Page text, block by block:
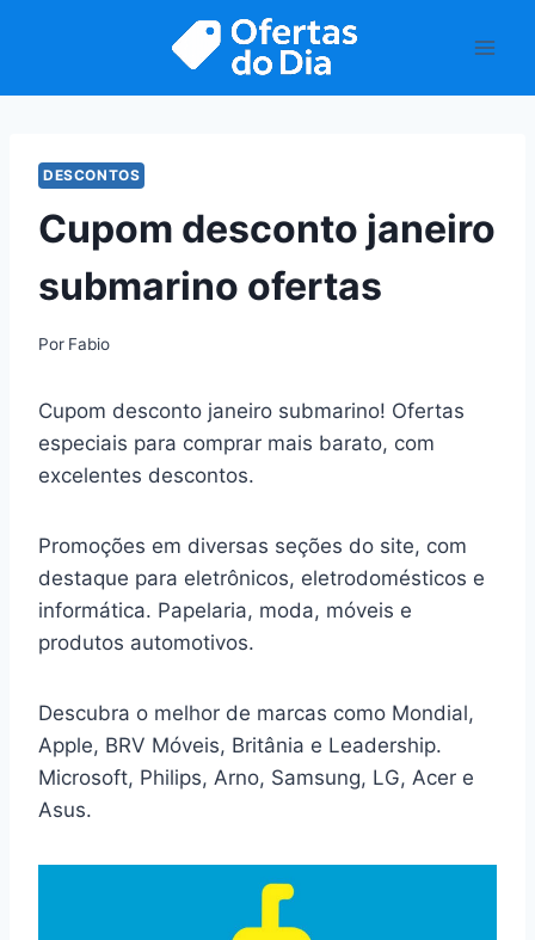
DESCONTOS
Cupom desconto janeiro
submarino ofertas
Por Fabio
Cupom desconto janeiro submarino! Ofertas
especiais para comprar mais barato, com
excelentes descontos.
Promoções em diversas seções do site, com
destaque para eletrônicos, eletrodomésticos e
informática. Papelaria, moda, móveis e
produtos automotivos.
Descubra o melhor de marcas como Mondial,
Apple, BRV Móveis, Britânia e Leadership.
Microsoft, Philips, Arno, Samsung, LG, Acer e
Asus.